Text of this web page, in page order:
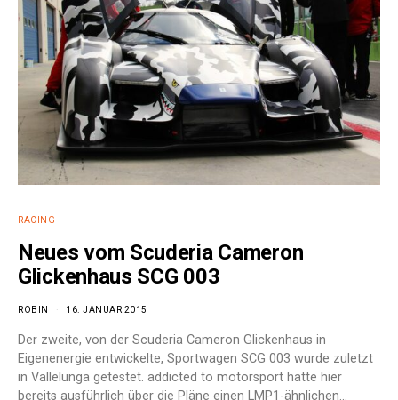
RACING
Neues vom Scuderia Cameron
Glickenhaus SCG 003
ROBIN 16. JANUAR 2015
Der zweite, von der Scuderia Cameron Glickenhaus in
Eigenenergie entwickelte, Sportwagen SCG 003 wurde zuletzt
in Vallelunga getestet. addicted to motorsport hatte hier
bereits ausführlich über die Pläne einen LMP1-ähnlichen…